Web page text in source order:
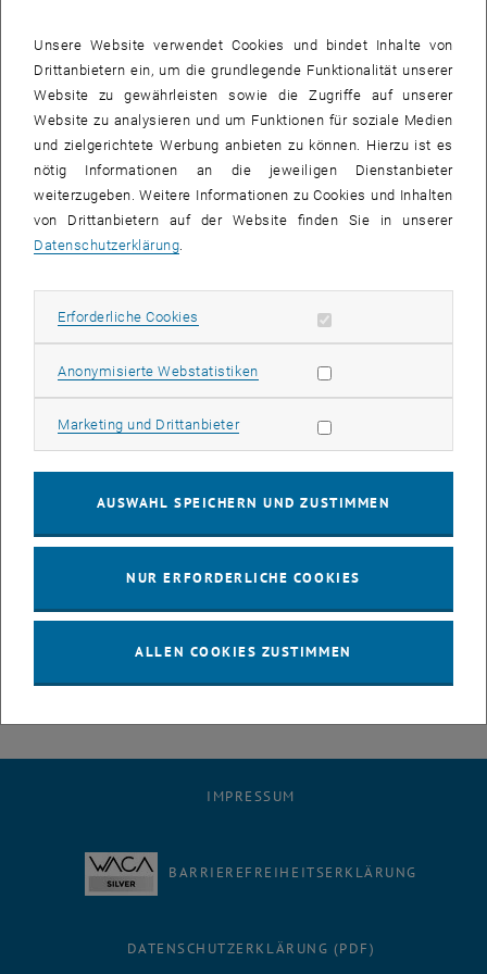
Topwissenschaft und Spitzenhumor müssen keine Feinde sein! Das
beweisen Kabarettist Martin Puntigam und seine beiden
Wissenschaftler Univ-Prof. Heinz Oberhummer (TU Wien) und Univ.-
Lektor Werner Gruber (Uni Wien) in ihren erfolgreichen
Bühnenshows mit Experimenten und Pointen.
Die "schärfste Science Boygroup der Milchstraße " beschäftigt sich
im Programm"Tatort Gehirn"
gemeinsam?
sch…" ?
Die Science Busters stellen die richtigen Fragen und können sie
Nächster Termin:Donnerstag, 5.1.2012, 22:50, Science Busters -
Global Warming Party
Wer die Folge heute verpasst kann diese in der ORF-TVthek
<link http: tvthek.orf.at programs>tvthek.orf.at/programs/3377763-
IMPRESSUM
BARRIEREFREIHEITSERKLÄRUNG
DATENSCHUTZERKLÄRUNG (PDF)
Unsere Website verwendet Cookies und bindet Inhalte von
Drittanbietern ein, um die grundlegende Funktionalität unserer
Website zu gewährleisten sowie die Zugriffe auf unserer
Website zu analysieren und um Funktionen für soziale Medien
und zielgerichtete Werbung anbieten zu können. Hierzu ist es
nötig Informationen an die jeweiligen Dienstanbieter
weiterzugeben. Weitere Informationen zu Cookies und Inhalten
von Drittanbietern auf der Website finden Sie in unserer
Datenschutzerklärung
Erforderliche Cookies Erforderliche Cookies zulassen
Anonymisierte WebstatistikenStatistik Cookies zulassen
Marketing und DrittanbieterMarketing Cookies zulassen
AUSWAHL SPEICHERN UND ZUSTIMMEN
NUR ERFORDERLICHE COOKIES
ALLEN COOKIES ZUSTIMMEN